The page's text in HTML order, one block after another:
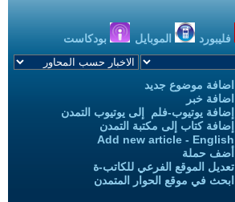
فليبورد الموبايل بودكاست
اضافة موضوع جديد
اضافة خبر
إضافة يوتيوب-فلم إلى يوتيوب التمدن
إضافة كتاب إلى مكتبة التمدن
Add new article - English
أضف حملة
تعديل الموقع الفرعي للكاتب-ة
ابحث في موقع الحوار المتمدن